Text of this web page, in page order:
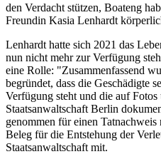
den Verdacht stützen, Boateng
Freundin Kasia Lenhardt
Lenhardt hatte sich 2021 das
nun nicht mehr zur Verfügung
eine Rolle: "Zusammenfassend
begründet, dass die Geschädigte
Verfügung steht und die auf
Staatsanwaltschaft Berlin
genommen für einen
Beleg für die Entstehung der
Staatsanwaltschaft mit.